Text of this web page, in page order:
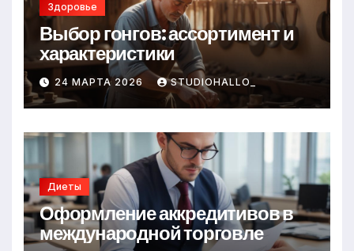
Здоровье
Выбор гонгов: ассортимент и
характеристики
24 МАРТА 2026 STUDIOHALLO_
Диеты
Оформление аккредитивов в
международной торговле